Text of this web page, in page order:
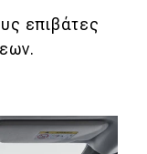
επιβάτες